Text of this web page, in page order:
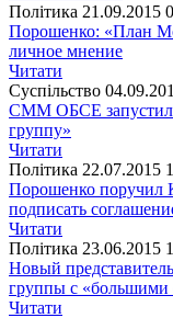
Полiтика 21.09.2015
Порошенко: «План
личное мнение
Читати
Суспiльство
СММ ОБСЕ
группу»
Читати
Полiтика 22.07.2015
Порошенко поручил
подписать
Читати
Полiтика 23.06.2015
Новый
группы с
Читати